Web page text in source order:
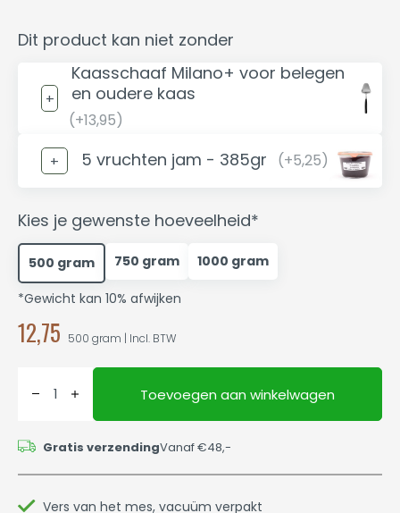
Dit product kan niet zonder
Kaasschaaf Milano+ voor belegen
en oudere kaas
(+13,95)
5 vruchten jam - 385gr (+5,25)
Kies je gewenste hoeveelheid*
500 gram 750 gram 1000 gram
*Gewicht kan 10% afwijken
12,75 500 gram | Incl. BTW
Toevoegen aan winkelwagen
Gratis verzendingVanaf €48,-
Vers van het mes, vacuüm verpakt